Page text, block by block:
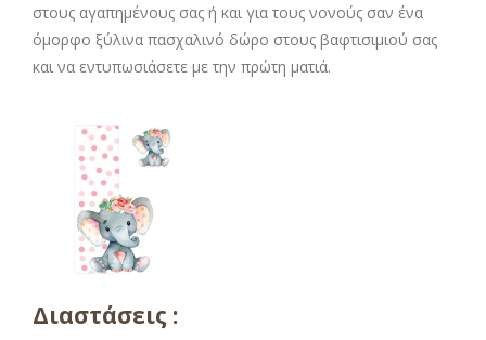
στους αγαπημένους σας ή και για τους νονούς σαν ένα
όμορφο ξύλινα πασχαλινό δώρο στους βαφτισιμιού σας
και να εντυπωσιάσετε με την πρώτη ματιά.
Διαστάσεις :